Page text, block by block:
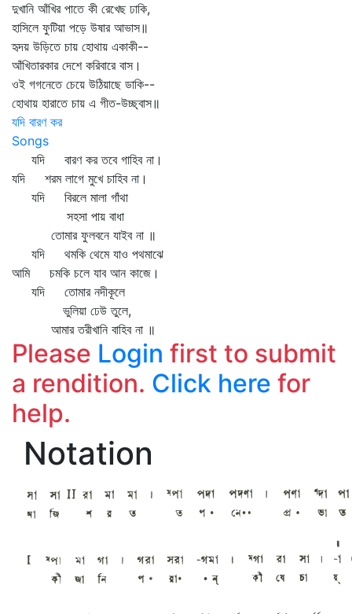
দুখানি আঁখির পাতে কী রেখেছ ঢাকি,
হাসিলে ফুটিয়া পড়ে উষার আভাস॥
হৃদয় উড়িতে চায় হোথায় একাকী--
আঁখিতারকার দেশে করিবারে বাস।
ওই গগনেতে চেয়ে উঠিয়াছে ডাকি--
হোথায় হারাতে চায় এ গীত-উচ্ছ্বাস॥
যদি বারণ কর
Songs
যদি বারণ কর তবে গাহিব না।
যদি শরম লাগে মুখে চাহিব না।
যদি বিরলে মালা গাঁথা
সহসা পায় বাধা
তোমার ফুলবনে যাইব না ॥
যদি থমকি থেমে যাও পথমাঝে
আমি চমকি চলে যাব আন কাজে।
যদি তোমার নদীকূলে
ভুলিয়া ঢেউ তুলে,
আমার তরীখানি বাহিব না ॥
Please Login first to submit
a rendition. Click here for
help.
Notation